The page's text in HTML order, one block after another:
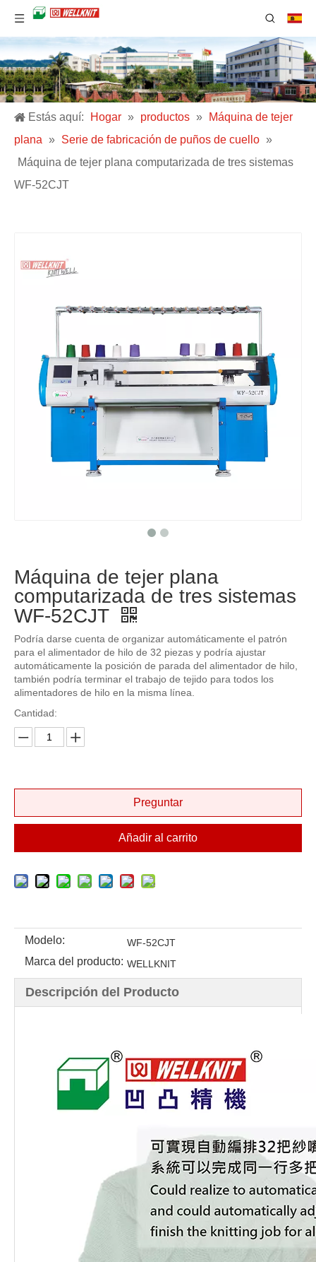
Estás aquí: Hogar » productos »
Máquina de tejer
plana » Serie de fabricación de puños de cuello »
Máquina de tejer plana computarizada de tres sistemas
WF-52CJT
Máquina de tejer plana
computarizada de tres sistemas
WF-52CJT
Podría darse cuenta de organizar automáticamente el patrón
para el alimentador de hilo de 32 piezas y podría ajustar
automáticamente la posición de parada del alimentador de hilo,
también podría terminar el trabajo de tejido para todos los
alimentadores de hilo en la misma línea.
Cantidad:
Preguntar
Añadir al carrito
Modelo: WF-52CJT
Marca del producto: WELLKNIT
Descripción del Producto